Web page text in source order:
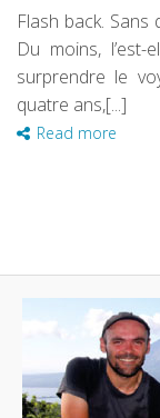
Flash back. Sans
Du moins,
surprendre le
quatre ans,[...]
Read more